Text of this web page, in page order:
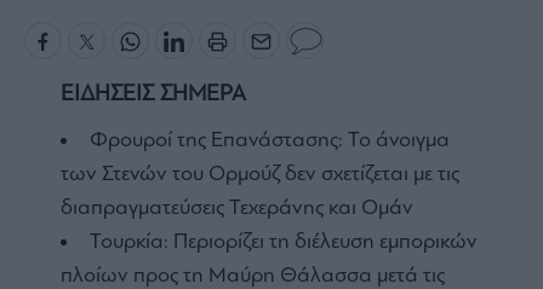
ΕΙΔΗΣΕΙΣ ΣΗΜΕΡΑ
Φρουροί της Επανάστασης: Το άνοιγμα
των Στενών του Ορμούζ δεν σχετίζεται με τις
διαπραγματεύσεις Τεχεράνης και Ομάν
Τουρκία: Περιορίζει τη διέλευση εμπορικών
πλοίων προς τη Μαύρη Θάλασσα μετά τις